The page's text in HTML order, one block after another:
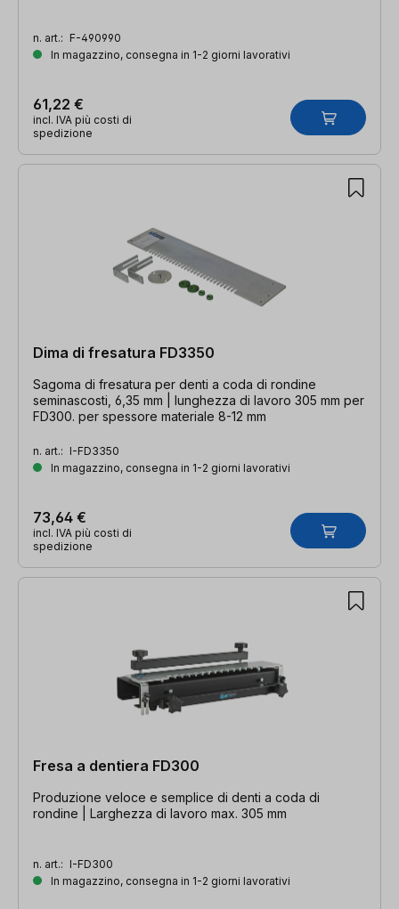
n. art.: F-490990
In magazzino, consegna in 1-2 giorni lavorativi
61,22 €
incl. IVA più costi di
spedizione
Dima di fresatura FD3350
Sagoma di fresatura per denti a coda di rondine
seminascosti, 6,35 mm | lunghezza di lavoro 305 mm per
FD300. per spessore materiale 8-12 mm
n. art.: I-FD3350
In magazzino, consegna in 1-2 giorni lavorativi
73,64 €
incl. IVA più costi di
spedizione
Fresa a dentiera FD300
Produzione veloce e semplice di denti a coda di
rondine | Larghezza di lavoro max. 305 mm
n. art.: I-FD300
In magazzino, consegna in 1-2 giorni lavorativi